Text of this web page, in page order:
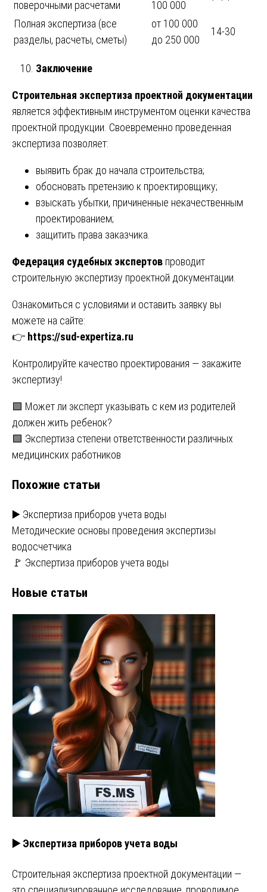
поверочными расчетами 100 000
Полная экспертиза (все
разделы, расчеты, сметы)
от 100 000
до 250 000
14-30
Заключение
Строительная экспертиза проектной документации
является эффективным инструментом оценки качества
проектной продукции. Своевременно проведенная
экспертиза позволяет:
выявить брак до начала строительства;
обосновать претензию к проектировщику;
взыскать убытки, причиненные некачественным
проектированием;
защитить права заказчика.
Федерация судебных экспертов проводит
строительную экспертизу проектной документации.
Ознакомиться с условиями и оставить заявку вы
можете на сайте:
👉 https://sud-expertiza.ru
Контролируйте качество проектирования — закажите
экспертизу!
Навигация
по
записям
🟩 Может ли эксперт указывать с кем из родителей
должен жить ребенок?
🟩 Экспертиза степени ответственности различных
медицинских работников
Похожие статьи
▶️ Экспертиза приборов учета воды
Методические основы проведения экспертизы
водосчетчика
🚩 Экспертиза приборов учета воды
Новые статьи
▶️ Экспертиза приборов учета воды
Строительная экспертиза проектной документации —